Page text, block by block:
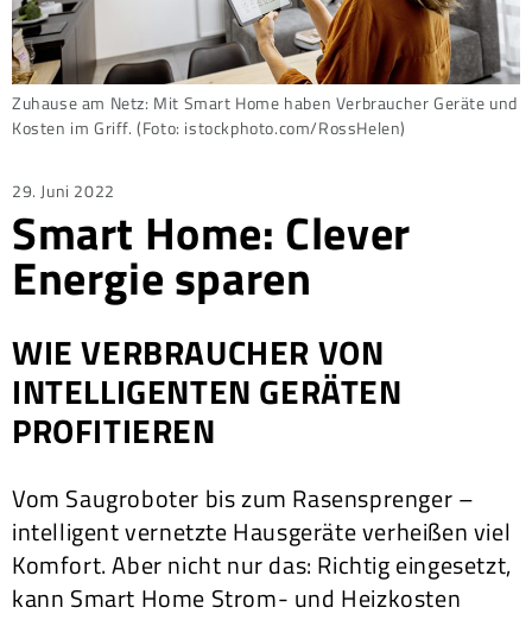
Zuhause am Netz: Mit Smart Home haben Verbraucher Geräte und
Kosten im Griff. (Foto: istockphoto.com/RossHelen)
Posted
on
29. Juni 2022
Smart Home: Clever
Energie sparen
WIE VERBRAUCHER VON
INTELLIGENTEN GERÄTEN
PROFITIEREN
Vom Saugroboter bis zum Rasensprenger –
intelligent vernetzte Hausgeräte verheißen viel
Komfort. Aber nicht nur das: Richtig eingesetzt,
kann Smart Home Strom- und Heizkosten